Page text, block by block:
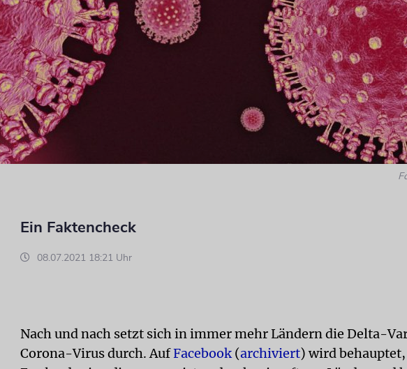
Ein Faktencheck
08.07.2021 18:21 Uhr
Nach und nach setzt sich in immer mehr Ländern die Delta-
Corona-Virus durch. AufFacebook(archiviert) wird